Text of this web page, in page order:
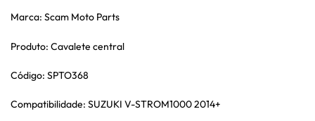
Marca: Scam Moto Parts
Produto: Cavalete central
Código: SPTO368
Compatibilidade: SUZUKI V-STROM1000 2014+